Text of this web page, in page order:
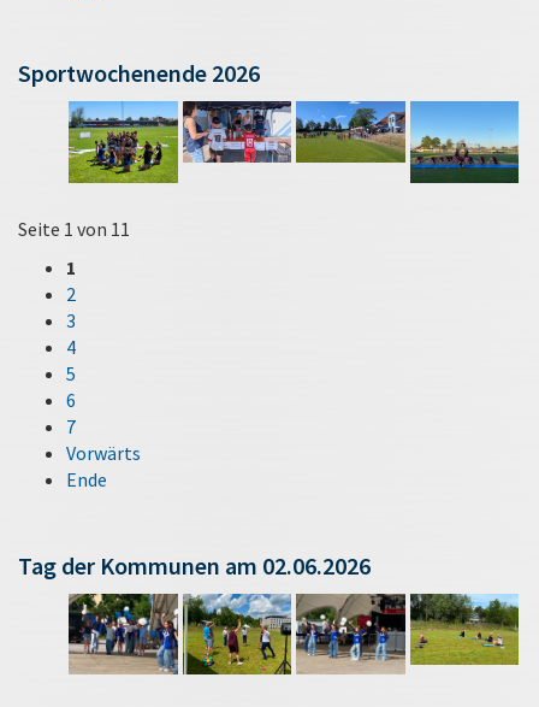
Sportwochenende 2026
Seite 1 von 11
1
2
3
4
5
6
7
Vorwärts
Ende
Tag der Kommunen am 02.06.2026